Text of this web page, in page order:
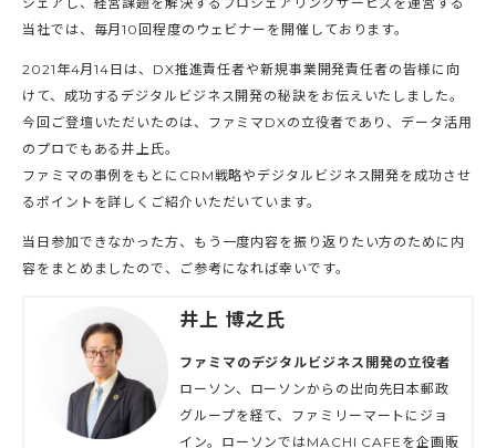
当社では、毎月10回程度のウェビナーを開催しております。
2021年4月14日は、DX推進責任者や新規事業開発責任者の皆様に向
けて、成功するデジタルビジネス開発の秘訣をお伝えいたしました。
今回ご登壇いただいたのは、ファミマDXの立役者であり、データ活用
のプロでもある井上氏。
ファミマの事例をもとにCRM戦略やデジタルビジネス開発を成功させ
るポイントを詳しくご紹介いただいています。
当日参加できなかった方、もう一度内容を振り返りたい方のために内
容をまとめましたので、ご参考になれば幸いです。
井上 博之氏
ファミマのデジタルビジネス開発の立役者
ローソン、ローソンからの出向先日本郵政
グループを経て、ファミリーマートにジョ
イン。ローソンではMACHI CAFEを企画販